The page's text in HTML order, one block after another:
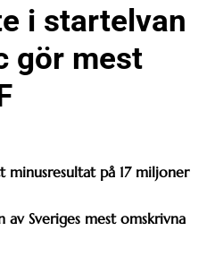
i startelvan
gör mest
minusresultat på 17 miljoner
Sveriges mest omskrivna